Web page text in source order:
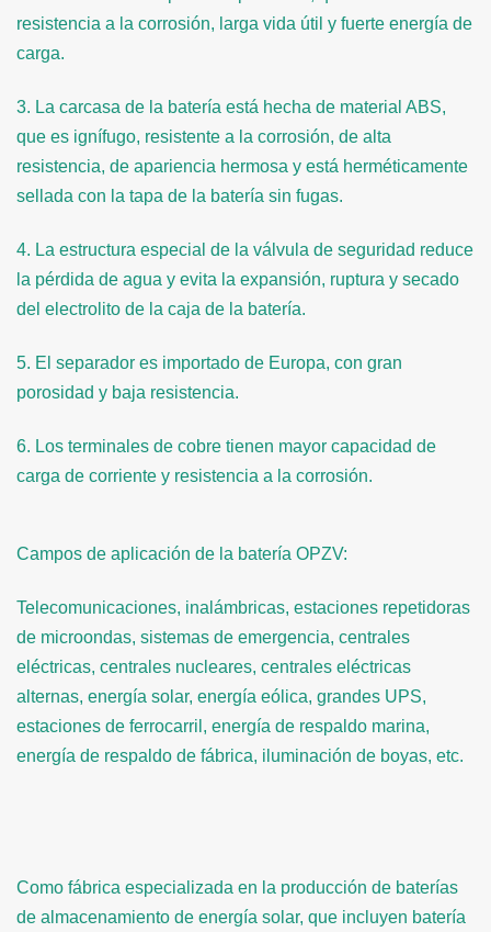
resistencia a la corrosión, larga vida útil y fuerte energía de
carga.
3. La carcasa de la batería está hecha de material ABS,
que es ignífugo, resistente a la corrosión, de alta
resistencia, de apariencia hermosa y está herméticamente
sellada con la tapa de la batería sin fugas.
4. La estructura especial de la válvula de seguridad reduce
la pérdida de agua y evita la expansión, ruptura y secado
del electrolito de la caja de la batería.
5. El separador es importado de Europa, con gran
porosidad y baja resistencia.
6. Los terminales de cobre tienen mayor capacidad de
carga de corriente y resistencia a la corrosión.
Campos de aplicación de la batería OPZV:
Telecomunicaciones, inalámbricas, estaciones repetidoras
de microondas, sistemas de emergencia, centrales
eléctricas, centrales nucleares, centrales eléctricas
alternas, energía solar, energía eólica, grandes UPS,
estaciones de ferrocarril, energía de respaldo marina,
energía de respaldo de fábrica, iluminación de boyas, etc.
Como fábrica especializada en la producción de baterías
de almacenamiento de energía solar, que incluyen batería